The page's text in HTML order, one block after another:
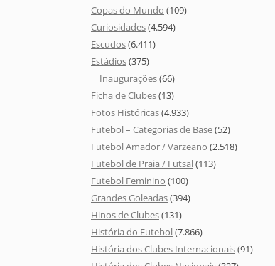
Copas do Mundo (109)
Curiosidades(4.594)
Escudos(6.411)
Estádios(375)
Inaugurações(66)
Ficha de Clubes(13)
Fotos Históricas(4.933)
Futebol – Categorias de Base(52)
Futebol Amador / Varzeano (2.518)
Futebol de Praia / Futsal(113)
Futebol Feminino (100)
Grandes Goleadas(394)
Hinos de Clubes(131)
História do Futebol(7.866)
História dos Clubes Internacionais(91)